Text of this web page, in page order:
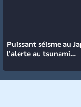
Puissant séisme au
l’alerte au tsunami